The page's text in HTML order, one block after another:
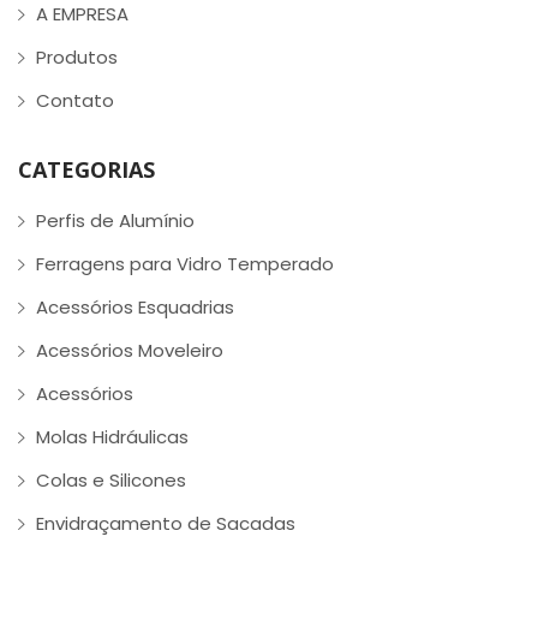
A EMPRESA
Produtos
Contato
CATEGORIAS
Perfis de Alumínio
Ferragens para Vidro Temperado
Acessórios Esquadrias
Acessórios Moveleiro
Acessórios
Molas Hidráulicas
Colas e Silicones
Envidraçamento de Sacadas